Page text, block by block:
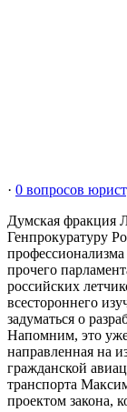
· 0 вопросов
Думская фракция
Генпрокуратуру
прочего
российских
всестороннего
задуматься о
Напомним, это уже
направленная на
гражданской
транспорта
проектом закона,